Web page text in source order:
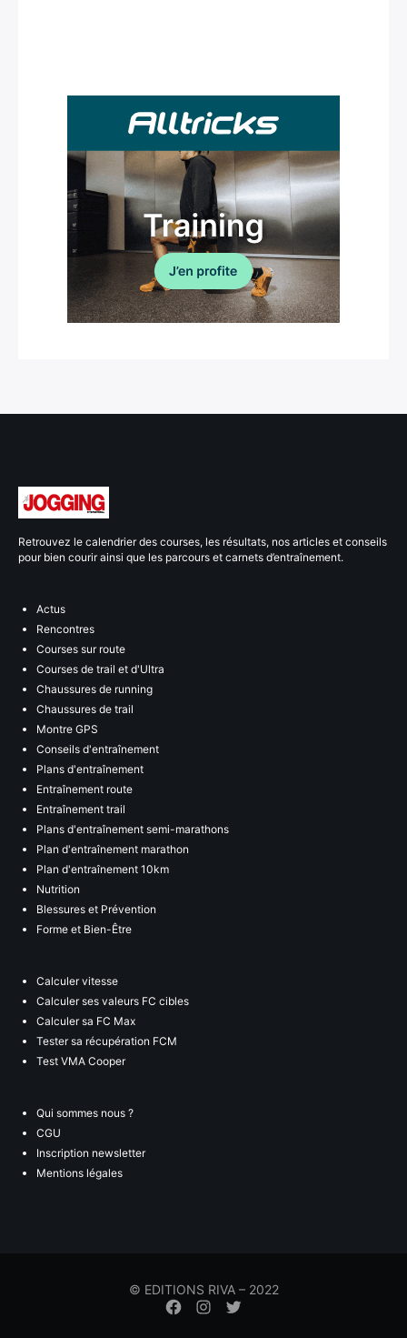
Retrouvez le calendrier des courses, les résultats, nos articles et conseils
pour bien courir ainsi que les parcours et carnets d’entraînement.
Actus
Rencontres
Courses sur route
Courses de trail et d'Ultra
Chaussures de running
Chaussures de trail
Montre GPS
Conseils d'entraînement
Plans d'entraînement
Entraînement route
Entraînement trail
Plans d'entraînement semi-marathons
Plan d'entraînement marathon
Plan d'entraînement 10km
Nutrition
Blessures et Prévention
Forme et Bien-Être
Calculer vitesse
Calculer ses valeurs FC cibles
Calculer sa FC Max
Tester sa récupération FCM
Test VMA Cooper
Qui sommes nous ?
CGU
Inscription newsletter
Mentions légales
© EDITIONS RIVA – 2022
Élément